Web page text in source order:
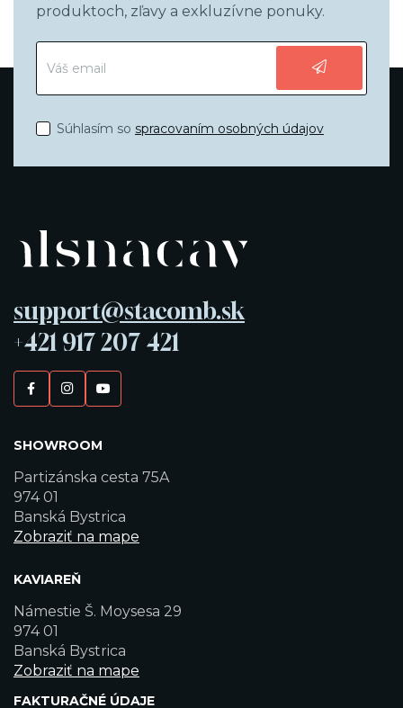
produktoch, zľavy a exkluzívne ponuky.
Súhlasím so spracovaním osobných údajov
support@stacomb.sk
+421 917 207 421
SHOWROOM
Partizánska cesta 75A
974 01
Banská Bystrica
Zobraziť na mape
KAVIAREŇ
Námestie Š. Moysesa 29
974 01
Banská Bystrica
Zobraziť na mape
FAKTURAČNÉ ÚDAJE